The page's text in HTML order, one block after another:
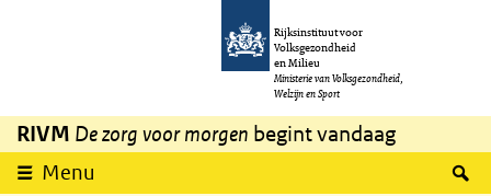
Overslaan en naar de inhoud gaan
Rijksinstituut voor
Volksgezondheid
en Milieu
Ministerie van Volksgezondheid,
Welzijn en Sport
RIVM De zorg voor morgen begint vandaag
Menu